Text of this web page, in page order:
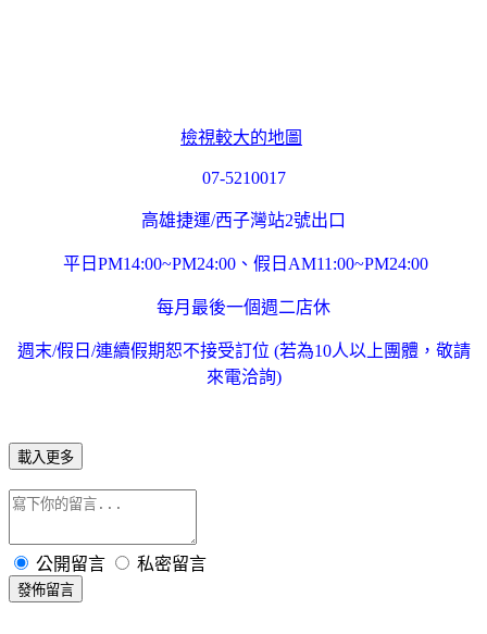
檢視較大的地圖
07-5210017
高雄捷運/西子灣站2號出口
平日PM14:00~PM24:00、假日AM11:00~PM24:00
每月最後一個週二店休
週末/假日/連續假期恕不接受訂位 (若為10人以上團體，敬請
來電洽詢)
載入更多
公開留言 私密留言
發佈留言